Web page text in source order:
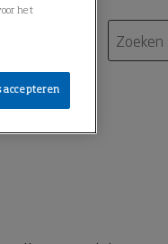
het
accepteren